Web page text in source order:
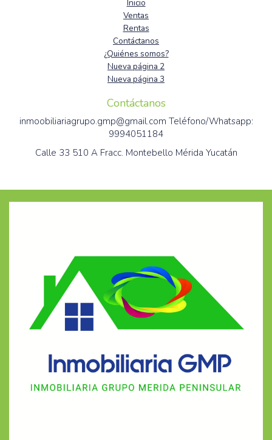
Inicio
Ventas
Rentas
Contáctanos
¿Quiénes somos?
Nueva página 2
Nueva página 3
Contáctanos
inmoobiliariagrupo.gmp@gmail.com Teléfono/Whatsapp:
9994051184
Calle 33 510 A Fracc. Montebello Mérida Yucatán